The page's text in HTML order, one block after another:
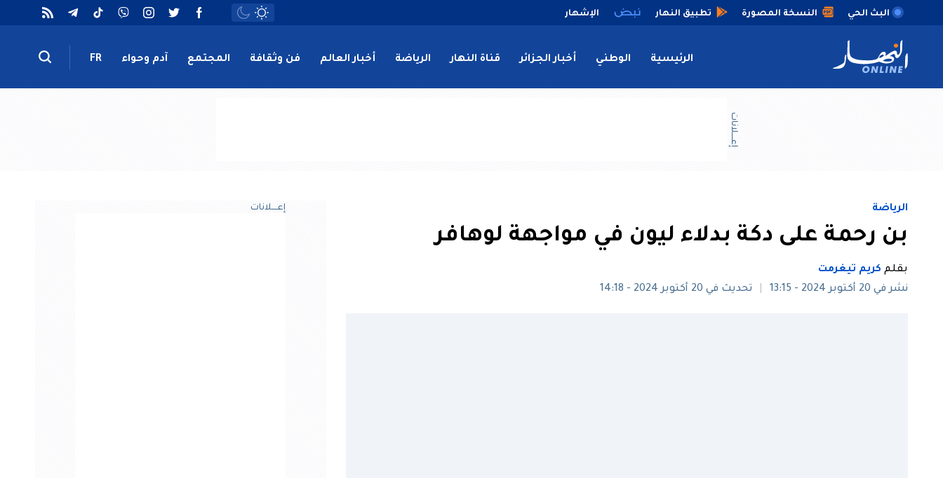
البث الحي النسخة المصورة تطبيق النهار الإشهار
الرئيسية الوطني أخبار الجزائر قناة النهار الرياضة أخبار العالم فن وثقافة المجتمع آدم وحواء FR
إعــــلانات
الرياضة
بن رحمة على دكة بدلاء ليون في مواجهة لوهافر
بقلم كريم تيغرمت
نشر في 20 أكتوبر 2024 - 13:15
تحديث في 20 أكتوبر 2024 - 14:18
إعــــلانات